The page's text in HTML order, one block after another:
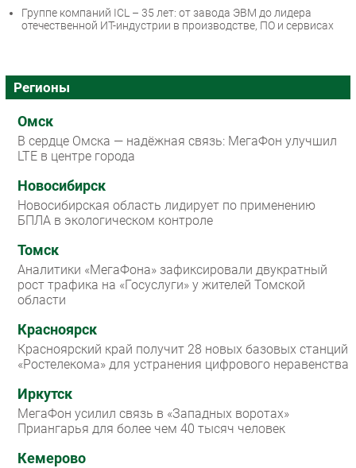
Группе компаний ICL – 35 лет: от завода ЭВМ до лидера
отечественной ИТ-индустрии в производстве, ПО и сервисах
Регионы
Омск
В сердце Омска — надёжная связь: МегаФон улучшил
LTE в центре города
Новосибирск
Новосибирская область лидирует по применению
БПЛА в экологическом контроле
Томск
Аналитики «МегаФона» зафиксировали двукратный
рост трафика на «Госуслуги» у жителей Томской
области
Красноярск
Красноярский край получит 28 новых базовых станций
«Ростелекома» для устранения цифрового неравенства
Иркутск
МегаФон усилил связь в «Западных воротах»
Приангарья для более чем 40 тысяч человек
Кемерово